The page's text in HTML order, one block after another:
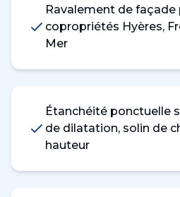
Ravalement de façade
copropriétés Hyères,
Mer
Étanchéité ponctuelle
de dilatation, solin de
hauteur